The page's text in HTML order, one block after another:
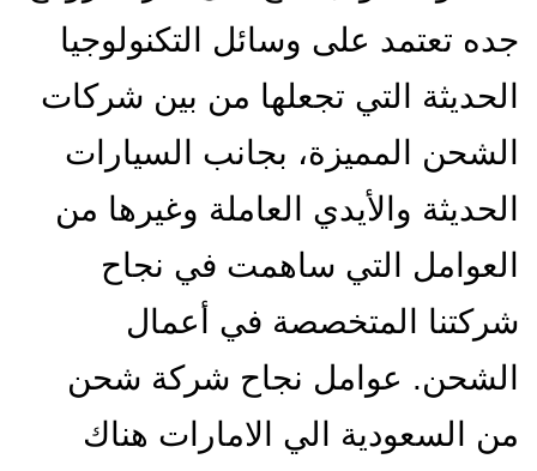
جده تعتمد على وسائل التكنولوجيا
الحديثة التي تجعلها من بين شركات
الشحن المميزة، بجانب السيارات
الحديثة والأيدي العاملة وغيرها من
العوامل التي ساهمت في نجاح
شركتنا المتخصصة في أعمال
الشحن. عوامل نجاح شركة شحن
من السعودية الي الامارات هناك